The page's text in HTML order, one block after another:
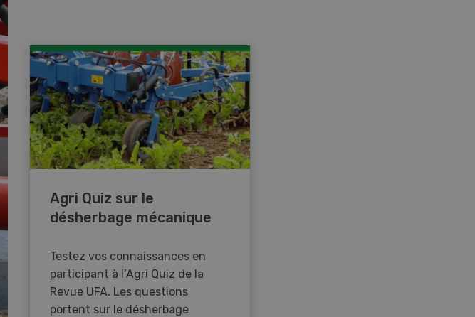
Agri Quiz sur le
désherbage mécanique
Testez vos connaissances en
participant à l’Agri Quiz de la
Revue UFA. Les questions
portent sur le désherbage